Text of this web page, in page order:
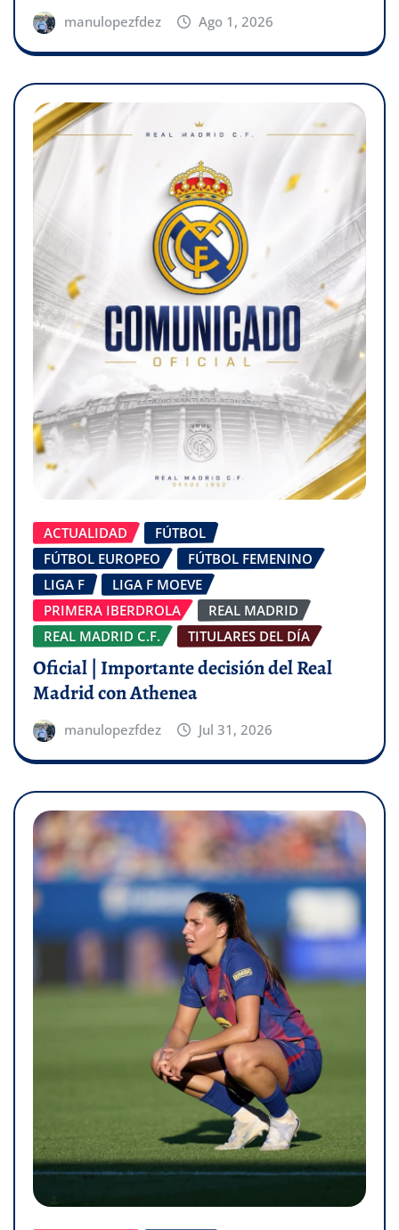
manulopezfdez Ago 1, 2026
ACTUALIDAD
FÚTBOL
FÚTBOL EUROPEO
FÚTBOL FEMENINO
LIGA F
LIGA F MOEVE
PRIMERA IBERDROLA
REAL MADRID
REAL MADRID C.F.
TITULARES DEL DÍA
Oficial | Importante decisión del Real
Madrid con Athenea
manulopezfdez Jul 31, 2026